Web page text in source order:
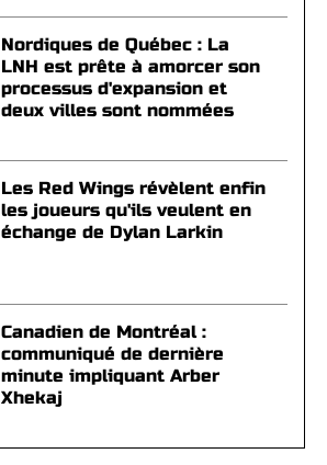
Nordiques de Québec : La
LNH est prête à amorcer son
processus d'expansion et
deux villes sont nommées
Les Red Wings révèlent enfin
les joueurs qu'ils veulent en
échange de Dylan Larkin
Canadien de Montréal :
communiqué de dernière
minute impliquant Arber
Xhekaj